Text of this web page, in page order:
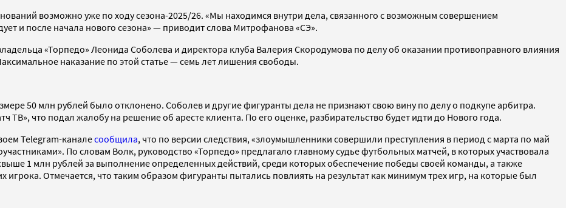
возможно уже по ходу сезона-2025/26. «Мы находимся внутри дела, связанного с возможным совершением
и после начала нового сезона» — приводит слова Митрофанова «СЭ».
«Торпедо» Леонида Соболева и директора клуба Валерия Скородумова по делу об оказании противоправного влияния
наказание по этой статье — семь лет лишения свободы.
50 млн рублей было отклонено. Соболев и другие фигуранты дела не признают свою вину по делу о подкупе арбитра.
ТВ», что подал жалобу на решение об аресте клиента. По его оценке, разбирательство будет идти до Нового года.
Telegram-каналесообщила, что по версии следствия, «злоумышленники совершили преступления в период с марта по май
По словам Волк, руководство «Торпедо» предлагало главному судье футбольных матчей, в которых участвовала
1 млн рублей за выполнение определенных действий, среди которых обеспечение победы своей команды, а также
игрока. Отмечается, что таким образом фигуранты пытались повлиять на результат как минимум трех игр, на которые был